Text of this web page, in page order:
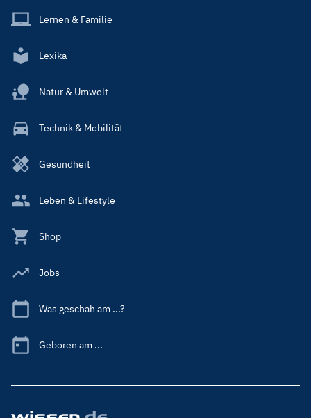
Lernen & Familie
Lexika
Natur & Umwelt
Technik & Mobilität
Gesundheit
Leben & Lifestyle
Shop
Jobs
Was geschah am ...?
Geboren am ...